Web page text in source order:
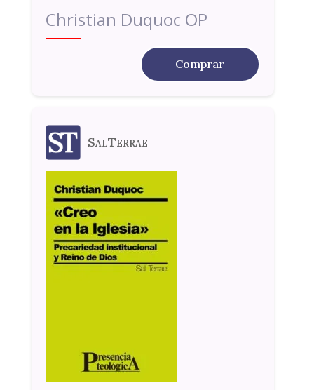
Christian Duquoc OP
Comprar
SalTerrae